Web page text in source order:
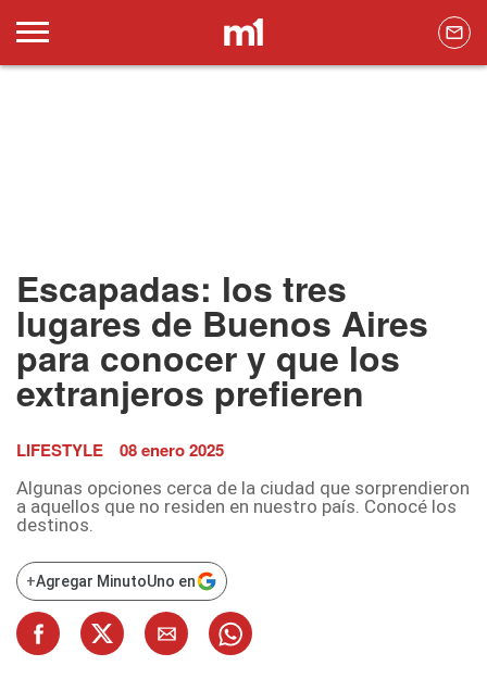
Escapadas: los tres
lugares de Buenos Aires
para conocer y que los
extranjeros prefieren
LIFESTYLE 08 enero 2025
Algunas opciones cerca de la ciudad que sorprendieron
a aquellos que no residen en nuestro país. Conocé los
destinos.
+Agregar MinutoUno en